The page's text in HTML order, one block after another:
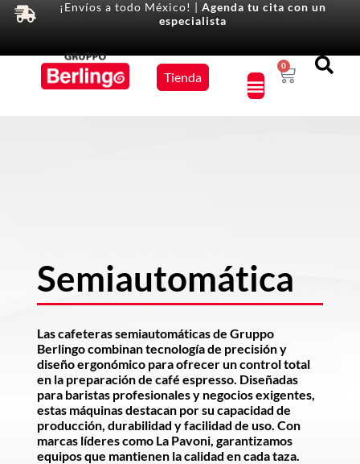
¡Envíos a todo México! | Agenda tu cita con un
especialista
Tienda
0
Semiautomática
Las cafeteras semiautomáticas de Gruppo
Berlingo combinan tecnología de precisión y
diseño ergonómico para ofrecer un control total
en la preparación de café espresso. Diseñadas
para baristas profesionales y negocios exigentes,
estas máquinas destacan por su capacidad de
producción, durabilidad y facilidad de uso. Con
marcas líderes como La Pavoni, garantizamos
equipos que mantienen la calidad en cada taza.